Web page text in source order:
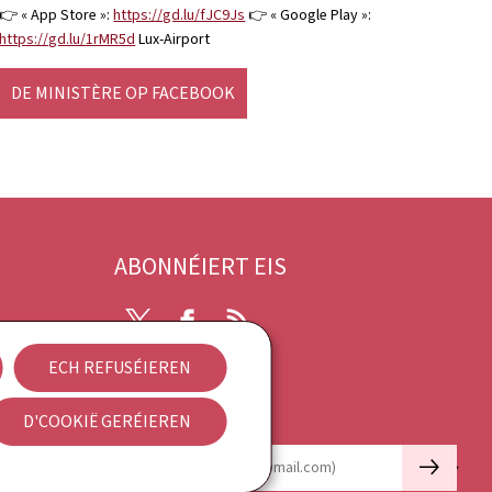
ECH REFUSÉIEREN
D'COOKIË GERÉIEREN
👉 « App Store »:https://gd.lu/fJC9Js 👉 « Google Play »:
https://gd.lu/1rMR5d Lux-Airport
DE MINISTÈRE OP FACEBOOK
ABONNÉIERT EIS
X Facebook
RSS
Newsletter
🡒